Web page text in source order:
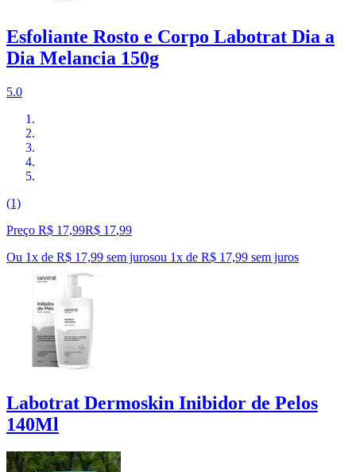
Esfoliante Rosto e Corpo Labotrat Dia a
Dia Melancia 150g
5.0
(1)
Preço R$ 17,99R$ 17,99
Ou 1x de R$ 17,99 sem jurosou 1x de R$ 17,99 sem juros
Labotrat Dermoskin Inibidor de Pelos
140Ml